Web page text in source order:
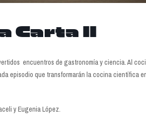
Carta II
encuentros de gastronomía y ciencia. Al
episodio que transformarán la cocina científica
y Eugenia López.